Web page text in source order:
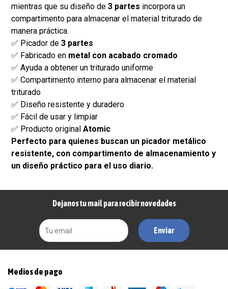
mientras que su diseño de3 partes incorpora un
compartimento para almacenar el material triturado de
manera práctica.
✅ Picador de3 partes
✅ Fabricado en metal con acabado cromado
✅ Ayuda a obtener un triturado uniforme
✅ Compartimento interno para almacenar el material
triturado
✅ Diseño resistente y duradero
✅ Fácil de usar y limpiar
✅ Producto originalAtomic
Perfecto para quienes buscan un picador metálico
resistente, con compartimento de almacenamiento y
un diseño práctico para el uso diario.
Dejanos tu mail para recibir novedades
Enviar
Medios de pago